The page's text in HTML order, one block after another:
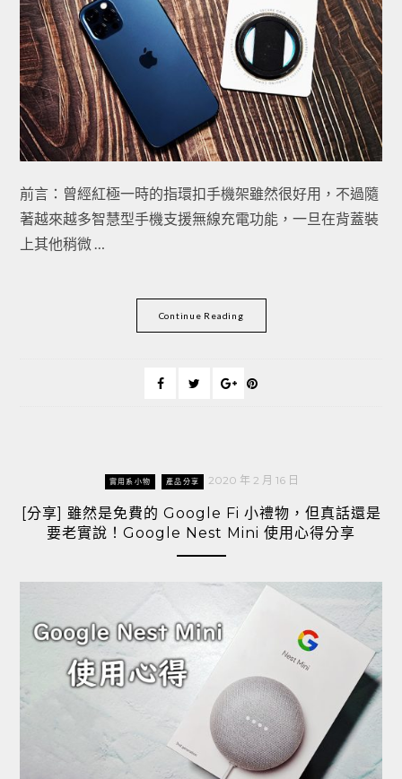
前言：曾經紅極一時的指環扣手機架雖然很好用，不過隨
著越來越多智慧型手機支援無線充電功能，一旦在背蓋裝
上其他稍微 …
Continue Reading
實用系小物 產品分享 2020 年 2 月 16 日
[分享] 雖然是免費的 Google Fi 小禮物，但真話還是
要老實說！Google Nest Mini 使用心得分享